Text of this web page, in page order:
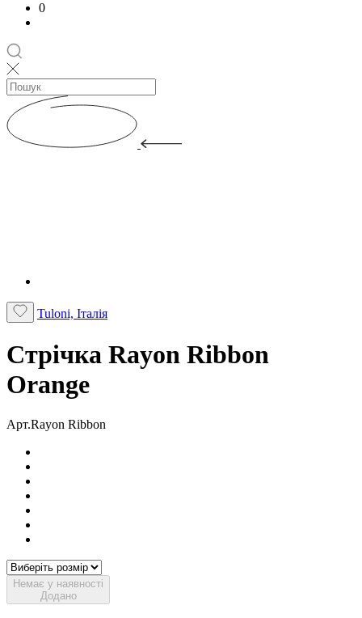
0
Tuloni, Італія
Стрічка Rayon Ribbon
Orange
Арт.Rayon Ribbon
Немає у наявності
Додано